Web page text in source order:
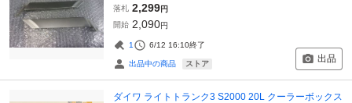
落札 2,299円
開始 2,090円
1 6/12 16:10終了
出品中の商品 ストア 出品
ダイワ ライトトランク3 S2000 20L クーラーボックス